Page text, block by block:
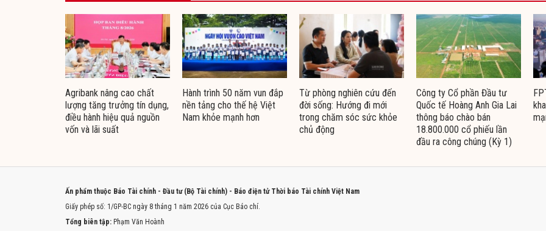
Agribank nâng cao chất
lượng tăng trưởng tín dụng,
điều hành hiệu quả nguồn
vốn và lãi suất
Hành trình 50 năm vun đắp
nền tảng cho thế hệ Việt
Nam khỏe mạnh hơn
Từ phòng nghiên cứu đến
đời sống: Hướng đi mới
trong chăm sóc sức khỏe
chủ động
Công ty Cổ phần Đầu tư
Quốc tế Hoàng Anh Gia Lai
thông báo chào bán
18.800.000 cổ phiếu lần
đầu ra công chúng (Kỳ 1)
Ấn phẩm thuộc Báo Tài chính - Đầu tư (Bộ Tài chính) - Báo điện tử Thời báo Tài chính Việt Nam
Giấy phép số: 1/GP-BC ngày 8 tháng 1 năm 2026 của Cục Báo chí.
Tổng biên tập: Phạm Văn Hoành